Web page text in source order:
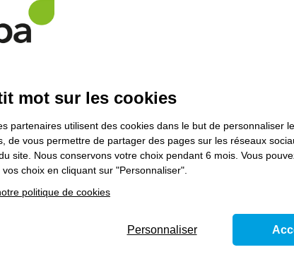
Permis de
Marchandises Dangereuses Initiale Base
poursuivre votre parcours de formation, prenez
le domaineFormations
sur installations BT - Module
mot sur les cookies
partenaires utilisent des cookies dans le but de personnaliser
de vous permettre de partager des pages sur les réseaux
site. Nous conservons votre choix pendant 6 mois. Vous
choix en cliquant sur "Personnaliser".
politique de cookies
Personnaliser